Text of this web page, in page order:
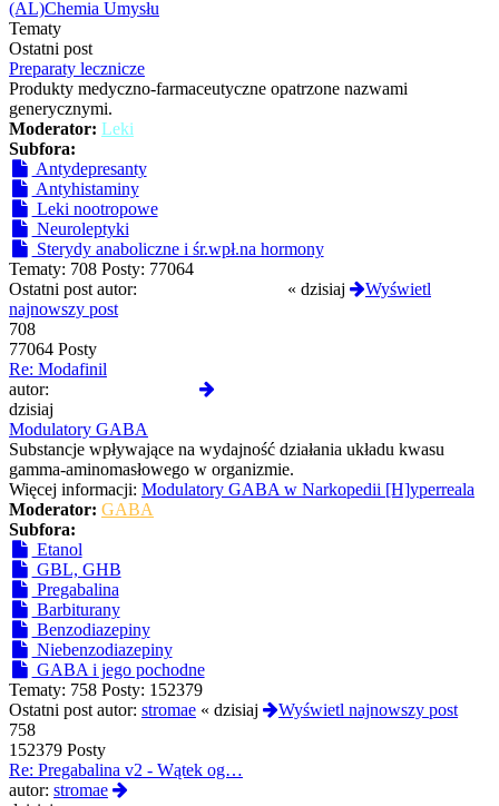
post
(AL)Chemia Umysłu
Tematy
Ostatni post
Preparaty lecznicze
Produkty medyczno-farmaceutyczne opatrzone nazwami
generycznymi.
Moderator: Leki
Subfora:
Antydepresanty
Antyhistaminy
Leki nootropowe
Neuroleptyki
Sterydy anaboliczne i śr.wpł.na hormony
Tematy: 708 Posty: 77064
Ostatni post autor:
« dzisiaj
Wyświetl
najnowszy post
708
77064 Posty
Re: Modafinil
autor:
dzisiaj
Modulatory GABA
Substancje wpływające na wydajność działania układu kwasu
gamma-aminomasłowego w organizmie.
Więcej informacji: Modulatory GABA w Narkopedii [H]yperreala
Moderator: GABA
Subfora:
Etanol
GBL, GHB
Pregabalina
Barbiturany
Benzodiazepiny
Niebenzodiazepiny
GABA i jego pochodne
Tematy: 758 Posty: 152379
Ostatni post autor: stromae « dzisiaj
Wyświetl najnowszy post
758
152379 Posty
Re: Pregabalina v2 - Wątek og…
autor: stromae